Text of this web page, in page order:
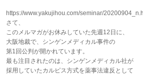
https://www.yakujihou.com/seminar/
さて、
このメルマガがお休みしていた先週12日に、
大阪地裁で、シンゲンメディカル事件の
第1回公判が開かれています。
最も注目されたのは、シンゲンメディカル社が
採用していたカルピス方式を薬事法違反として